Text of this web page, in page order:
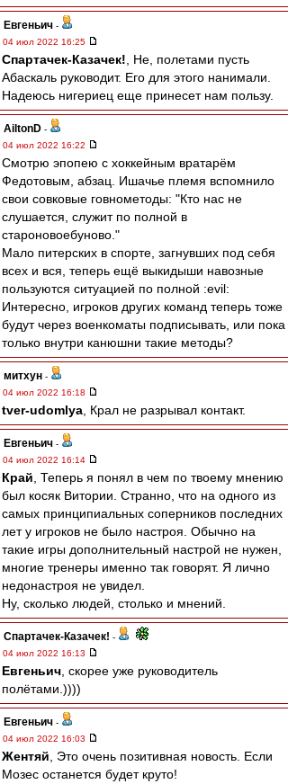
Евгеньич -
04 июл 2022 16:25
Спартачек-Казачек! , Не, полетами пусть
Абаскаль руководит. Его для этого нанимали.
Надеюсь нигериец еще принесет нам пользу.
AiltonD -
04 июл 2022 16:22
Смотрю эпопею с хоккейным вратарём
Федотовым, абзац. Ишачье племя вспомнило
свои совковые говнометоды: "Кто нас не
слушается, служит по полной в
староновоебуново."
Мало питерских в спорте, загнувших под себя
всех и вся, теперь ещё выкидыши навозные
пользуются ситуацией по полной :evil:
Интересно, игроков других команд теперь тоже
будут через военкоматы подписывать, или пока
только внутри канюшни такие методы?
митхун -
04 июл 2022 16:18
tver-udomlya , Крал не разрывал контакт.
Евгеньич -
04 июл 2022 16:14
Край , Теперь я понял в чем по твоему мнению
был косяк Витории. Странно, что на одного из
самых принципиальных соперников последних
лет у игроков не было настроя. Обычно на
такие игры дополнительный настрой не нужен,
многие тренеры именно так говорят. Я лично
недонастроя не увидел.
Ну, сколько людей, столько и мнений.
Спартачек-Казачек! -
04 июл 2022 16:13
Евгеньич , скорее уже руководитель
полётами.))))
Евгеньич -
04 июл 2022 16:03
Жентяй , Это очень позитивная новость. Если
Мозес останется будет круто!